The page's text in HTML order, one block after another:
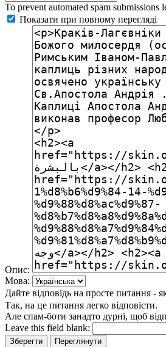
To prevent automated spam submissions
Показати при повному перегляді
Опис:
Мова:
Дайте відповідь на просте питання -
Так, на це питання легко відповісти.
Але спам-боти занадто дурні, щоб
Leave this field blank: